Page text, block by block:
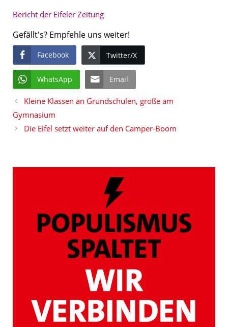
Bericht der Eifeler Zeitung
Gefällt's? Empfehle uns weiter!
Facebook Twitter/X
WhatsApp Email
Kleine Klassen an Grundschulen, große am
Gymnasium
Die Eifel setzt weiter auf den Camper-Boom